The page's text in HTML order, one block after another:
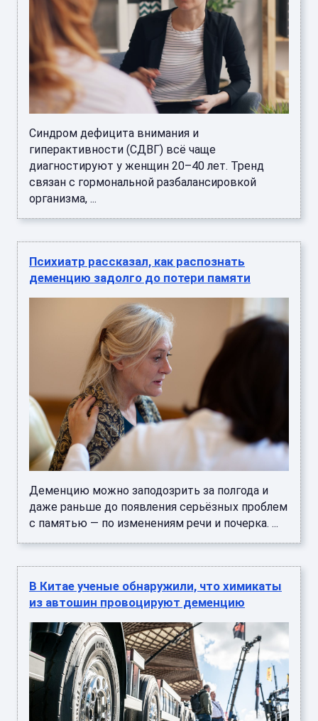
Синдром дефицита внимания и
гиперактивности (СДВГ) всё чаще
диагностируют у женщин 20–40 лет. Тренд
связан с гормональной разбалансировкой
организма, ...
Психиатр рассказал, как распознать
деменцию задолго до потери памяти
Деменцию можно заподозрить за полгода и
даже раньше до появления серьёзных проблем
с памятью — по изменениям речи и почерка. ...
В Китае ученые обнаружили, что химикаты
из автошин провоцируют деменцию